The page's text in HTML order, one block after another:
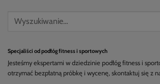
Specjaliści od podłóg fitness i sportowych
Jesteśmy ekspertami w dziedzinie podłóg fitness i
otrzymać bezpłatną próbkę i wycenę, skontaktuj się z